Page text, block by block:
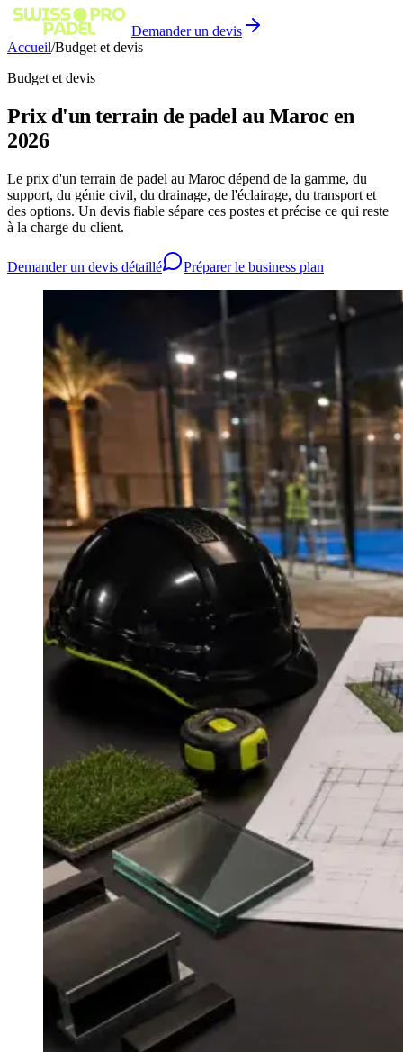
Demander un devis
Accueil/Budget et devis
Budget et devis
Prix d'un terrain de padel au Maroc en
2026
Le prix d'un terrain de padel au Maroc dépend de la gamme, du
support, du génie civil, du drainage, de l'éclairage, du transport et
des options. Un devis fiable sépare ces postes et précise ce qui reste
à la charge du client.
Demander un devis détaillé Préparer le business plan